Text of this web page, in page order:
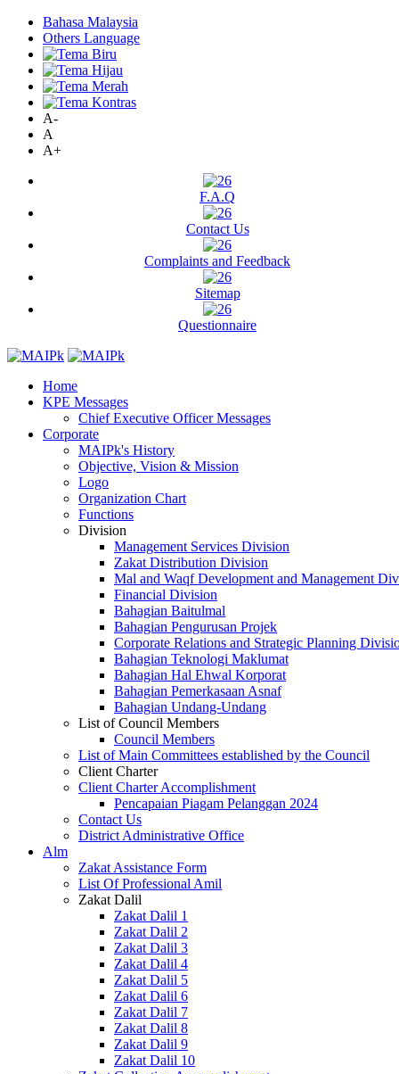
Bahasa Malaysia
Others Language
A-
A
A+
F.A.Q
Contact Us
Complaints and Feedback
Sitemap
Questionnaire
Home
KPE Messages
Chief Executive Officer Messages
Corporate
MAIPk's History
Objective, Vision & Mission
Logo
Organization Chart
Functions
Division
Management Services Division
Zakat Distribution Division
Mal and Waqf Development and Management
Financial Division
Bahagian Baitulmal
Bahagian Pengurusan Projek
Corporate Relations and Strategic Planning
Bahagian Teknologi Maklumat
Bahagian Hal Ehwal Korporat
Bahagian Pemerkasaan Asnaf
Bahagian Undang-Undang
List of Council Members
Council Members
List of Main Committees established by the Council
Client Charter
Client Charter Accomplishment
Pencapaian Piagam Pelanggan 2024
Contact Us
District Administrative Office
Alm
Zakat Assistance Form
List Of Professional Amil
Zakat Dalil
Zakat Dalil 1
Zakat Dalil 2
Zakat Dalil 3
Zakat Dalil 4
Zakat Dalil 5
Zakat Dalil 6
Zakat Dalil 7
Zakat Dalil 8
Zakat Dalil 9
Zakat Dalil 10